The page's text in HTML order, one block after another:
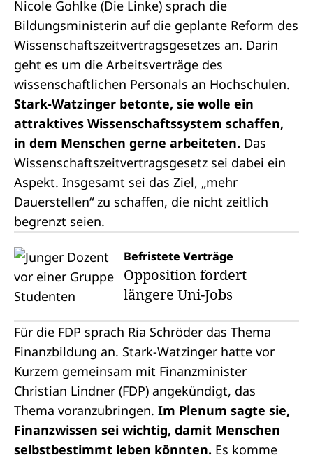
Nicole Gohlke (Die Linke) sprach die
Bildungsministerin auf die geplante Reform des
Wissenschaftszeitvertragsgesetzes an. Darin
geht es um die Arbeitsverträge des
wissenschaftlichen Personals an Hochschulen.
Stark-Watzinger betonte, sie wolle ein
attraktives Wissenschaftssystem schaffen,
in dem Menschen gerne arbeiteten. Das
Wissenschaftszeitvertragsgesetz sei dabei ein
Aspekt. Insgesamt sei das Ziel, „mehr
Dauerstellen“ zu schaffen, die nicht zeitlich
begrenzt seien.
Befristete Verträge
Opposition fordert
längere Uni-Jobs
Für die FDP sprach Ria Schröder das Thema
Finanzbildung an. Stark-Watzinger hatte vor
Kurzem gemeinsam mit Finanzminister
Christian Lindner (FDP) angekündigt, das
Thema voranzubringen. Im Plenum sagte sie,
Finanzwissen sei wichtig, damit Menschen
selbstbestimmt leben könnten. Es komme